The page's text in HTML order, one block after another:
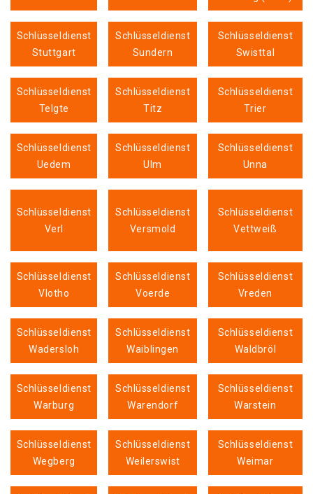
Schlüsseldienst
Stuttgart
Schlüsseldienst
Sundern
Schlüsseldienst
Swisttal
Schlüsseldienst
Telgte
Schlüsseldienst
Titz
Schlüsseldienst
Trier
Schlüsseldienst
Uedem
Schlüsseldienst
Ulm
Schlüsseldienst
Unna
Schlüsseldienst
Verl
Schlüsseldienst
Versmold
Schlüsseldienst
Vettweiß
Schlüsseldienst
Vlotho
Schlüsseldienst
Voerde
Schlüsseldienst
Vreden
Schlüsseldienst
Wadersloh
Schlüsseldienst
Waiblingen
Schlüsseldienst
Waldbröl
Schlüsseldienst
Warburg
Schlüsseldienst
Warendorf
Schlüsseldienst
Warstein
Schlüsseldienst
Wegberg
Schlüsseldienst
Weilerswist
Schlüsseldienst
Weimar